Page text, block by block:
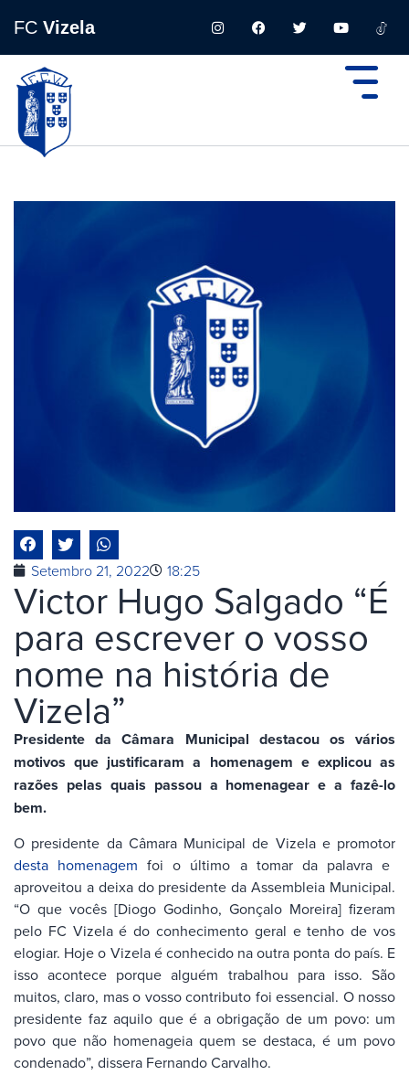
FC Vizela
Setembro 21, 2022 18:25
Victor Hugo Salgado “É
para escrever o vosso
nome na história de
Vizela”
Presidente da Câmara Municipal destacou os vários
motivos que justificaram a homenagem e explicou as
razões pelas quais passou a homenagear e a fazê-lo
bem.
O presidente da Câmara Municipal de Vizela e promotor
desta homenagemfoi o último a tomar da palavra e
aproveitou a deixa do presidente da Assembleia Municipal.
“O que vocês [Diogo Godinho, Gonçalo Moreira] fizeram
pelo FC Vizela é do conhecimento geral e tenho de vos
elogiar. Hoje o Vizela é conhecido na outra ponta do país. E
isso acontece porque alguém trabalhou para isso. São
muitos, claro, mas o vosso contributo foi essencial. O nosso
presidente faz aquilo que é a obrigação de um povo: um
povo que não homenageia quem se destaca, é um povo
condenado”, dissera Fernando Carvalho.